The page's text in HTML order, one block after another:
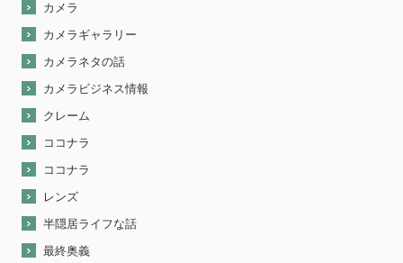
カメラ
カメラギャラリー
カメラネタの話
カメラビジネス情報
クレーム
ココナラ
ココナラ
レンズ
半隠居ライフな話
最終奥義